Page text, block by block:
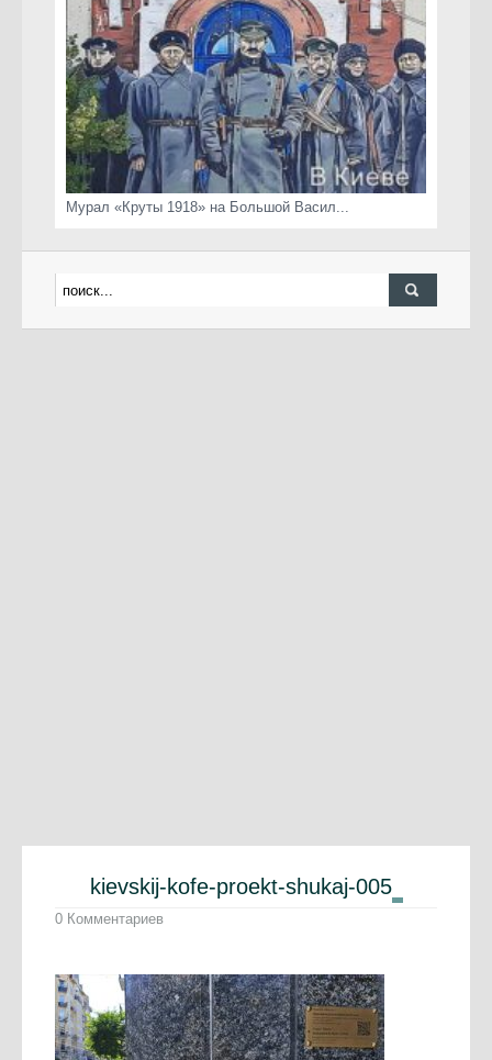
Мурал «Круты 1918» на Большой Васил...
kievskij-kofe-proekt-shukaj-005
0 Комментариев